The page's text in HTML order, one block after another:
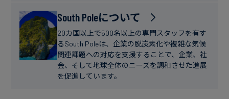
フ
ァ
イ
ナ
ン
ー
ス
South Poleについて
20カ国以上で500名以上の専門スタッフを有す
るSouth Poleは、企業の脱炭素化や複雑な気候
関連課題への対応を支援することで、企業、社
会、そして地球全体のニーズを調和させた進展
を促進しています。